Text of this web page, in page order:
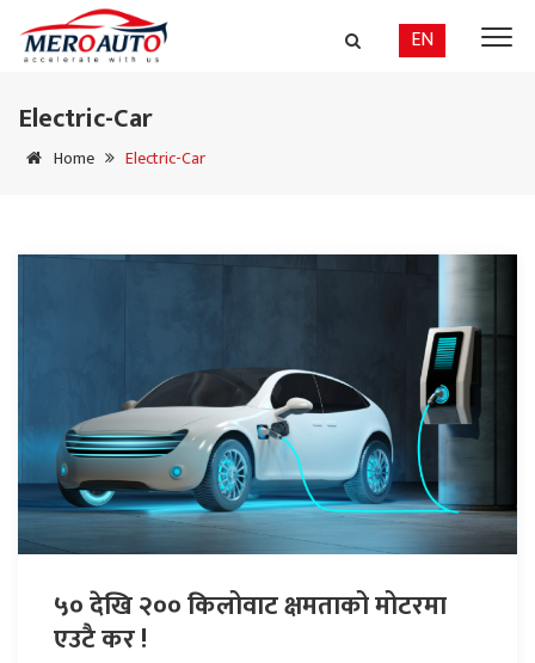
EN
Electric-Car
Home Electric-Car
५० देखि २०० किलोवाट क्षमताको मोटरमा
एउटै कर !